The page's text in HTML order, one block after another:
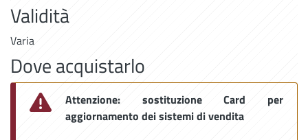
Validità
Varia
Dove acquistarlo
Attenzione: sostituzione Card per
aggiornamento dei sistemi di vendita